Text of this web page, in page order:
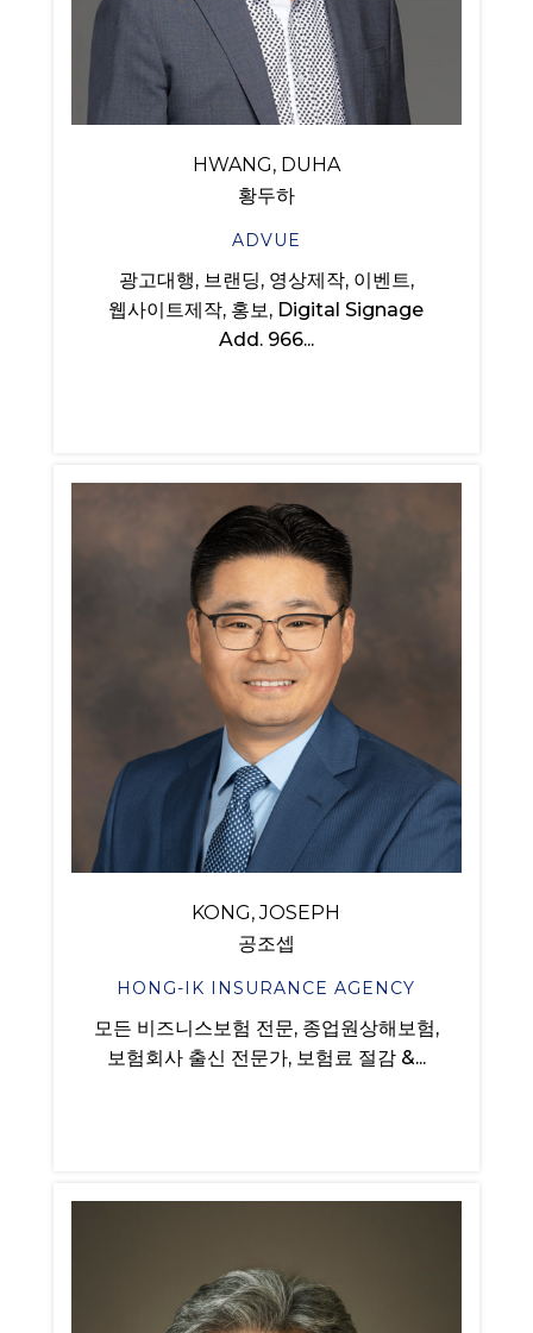
HWANG, DUHA
황두하
ADVUE
광고대행, 브랜딩, 영상제작, 이벤트,
웹사이트제작, 홍보, Digital Signage
Add. 966...
KONG, JOSEPH
공조셉
HONG-IK INSURANCE AGENCY
모든 비즈니스보험 전문, 종업원상해보험,
보험회사 출신 전문가, 보험료 절감 &...